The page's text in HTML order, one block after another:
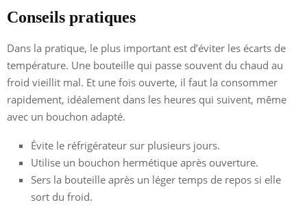
Conseils pratiques
Dans la pratique, le plus important est d’éviter les écarts de
température. Une bouteille qui passe souvent du chaud au
froid vieillit mal. Et une fois ouverte, il faut la consommer
rapidement, idéalement dans les heures qui suivent, même
avec un bouchon adapté.
Évite le réfrigérateur sur plusieurs jours.
Utilise un bouchon hermétique après ouverture.
Sers la bouteille après un léger temps de repos si elle
sort du froid.